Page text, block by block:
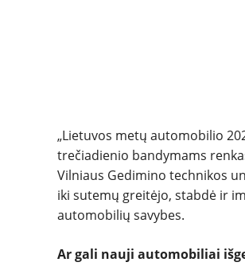
„Lietuvos metų automobilio
trečiadienio bandymams
Vilniaus Gedimino technikos
iki sutemų greitėjo, stabdė ir
automobilių savybes.
Ar gali nauji automobiliai